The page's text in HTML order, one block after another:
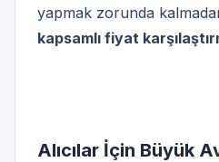
yapmak zorunda
kapsamlı fiyat
Alıcılar İçin Büyük